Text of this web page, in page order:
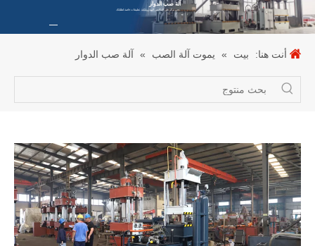
آلة صب الدوار
نحن نركز على المكابس الهيدروليكية. تطبيقات خاصة لطلباتك.
أنت هنا: بيت » يموت آلة الصب » آلة صب الدوار